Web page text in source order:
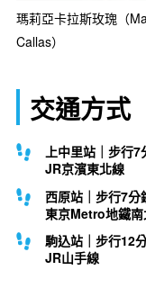
瑪莉亞卡拉斯玫瑰（
Callas）
交通方式
上中里站｜步行7
JR京濱東北線
西原站｜步行7分
東京Metro地鐵
駒込站｜步行12
JR山手線